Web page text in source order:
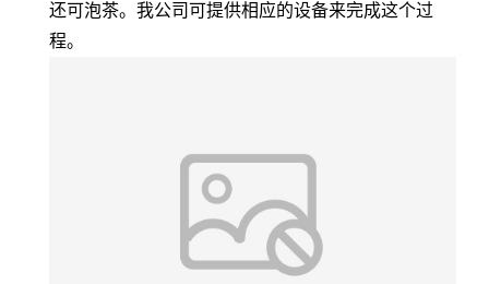
还可泡茶。我公司可提供相应的设备来完成这个过
程。